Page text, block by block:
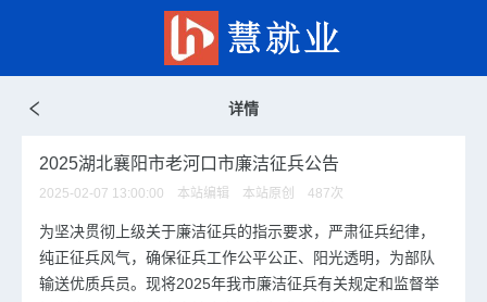
详情
2025湖北襄阳市老河口市廉洁征兵公告
2025-02-07 13:00:00 本站编辑 本站原创 487次
为坚决贯彻上级关于廉洁征兵的指示要求，严肃征兵纪律，
纯正征兵风气，确保征兵工作公平公正、阳光透明，为部队
输送优质兵员。现将2025年我市廉洁征兵有关规定和监督举